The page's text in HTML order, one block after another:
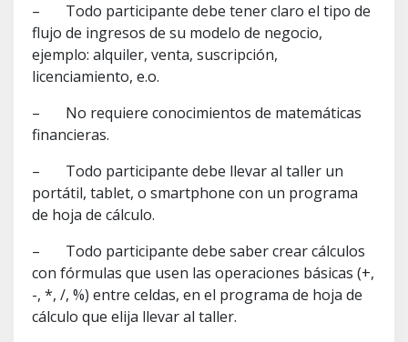
– Todo participante debe tener claro el tipo de
flujo de ingresos de su modelo de negocio,
ejemplo: alquiler, venta, suscripción,
licenciamiento, e.o.
– No requiere conocimientos de matemáticas
financieras.
– Todo participante debe llevar al taller un
portátil, tablet, o smartphone con un programa
de hoja de cálculo.
– Todo participante debe saber crear cálculos
con fórmulas que usen las operaciones básicas (+,
-, *, /, %) entre celdas, en el programa de hoja de
cálculo que elija llevar al taller.